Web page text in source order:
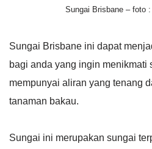
Sungai Brisbane – foto
Sungai Brisbane ini dapat
bagi anda yang ingin menikmati
mempunyai aliran yang tenang
tanaman bakau.
Sungai ini merupakan sungai